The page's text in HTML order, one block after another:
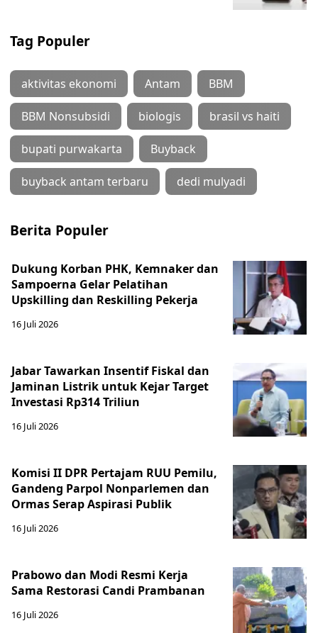
Tag Populer
aktivitas ekonomi Antam BBM
BBM Nonsubsidi biologis brasil vs haiti
bupati purwakarta Buyback
buyback antam terbaru dedi mulyadi
Berita Populer
Dukung Korban PHK, Kemnaker dan
Sampoerna Gelar Pelatihan
Upskilling dan Reskilling Pekerja
16 Juli 2026
Jabar Tawarkan Insentif Fiskal dan
Jaminan Listrik untuk Kejar Target
Investasi Rp314 Triliun
16 Juli 2026
Komisi II DPR Pertajam RUU Pemilu,
Gandeng Parpol Nonparlemen dan
Ormas Serap Aspirasi Publik
16 Juli 2026
Prabowo dan Modi Resmi Kerja
Sama Restorasi Candi Prambanan
16 Juli 2026